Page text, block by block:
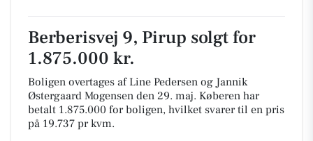
Berberisvej 9, Pirup solgt for
1.875.000 kr.
Boligen overtages af Line Pedersen og Jannik
Østergaard Mogensen den 29. maj. Køberen har
betalt 1.875.000 for boligen, hvilket svarer til en pris
på 19.737 pr kvm.